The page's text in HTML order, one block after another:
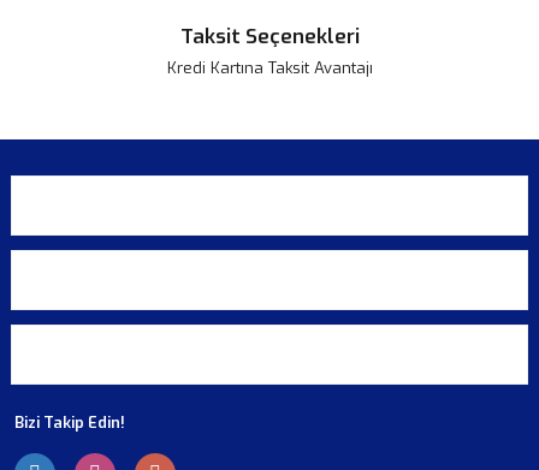
Taksit Seçenekleri
Kredi Kartına Taksit Avantajı
Bizi Takip Edin!